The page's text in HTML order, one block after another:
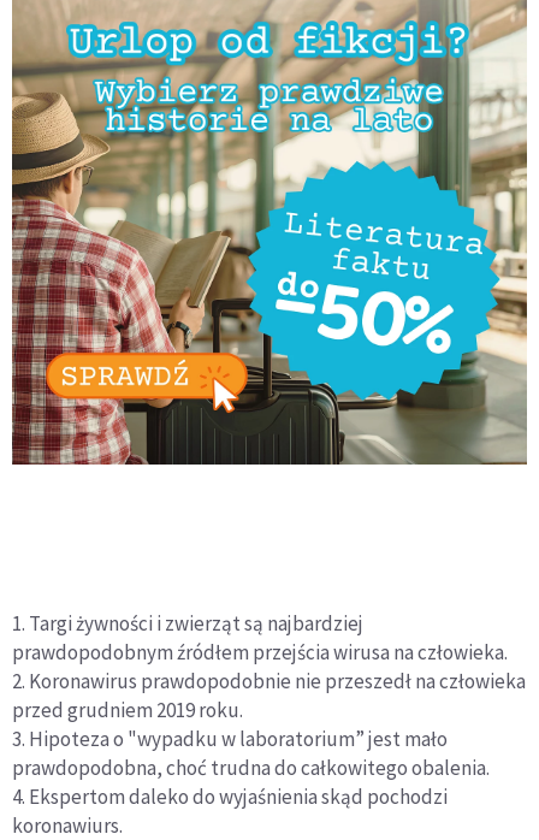
1. Targi żywności i zwierząt są najbardziej
prawdopodobnym źródłem przejścia wirusa na człowieka.
2. Koronawirus prawdopodobnie nie przeszedł na człowieka
przed grudniem 2019 roku.
3. Hipoteza o "wypadku w laboratorium” jest mało
prawdopodobna, choć trudna do całkowitego obalenia.
4. Ekspertom daleko do wyjaśnienia skąd pochodzi
koronawiurs.